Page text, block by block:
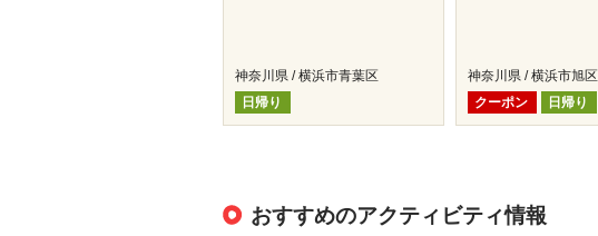
神奈川県 / 横浜市青葉区
日帰り
神奈川県 / 横浜市旭区
クーポン
日帰り
おすすめのアクティビティ情報